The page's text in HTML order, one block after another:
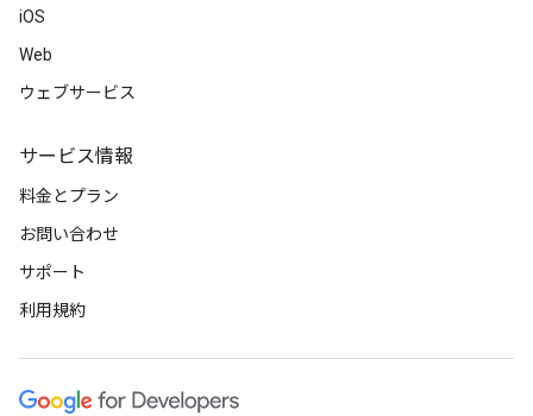
iOS
Web
ウェブサービス
サービス情報
料金とプラン
お問い合わせ
サポート
利用規約